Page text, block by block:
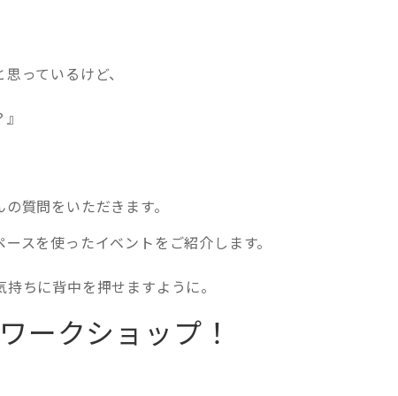
っているけど、
質問をいただきます。
スを使ったイベントをご紹介します。
ちに背中を押せますように。
ークショップ！